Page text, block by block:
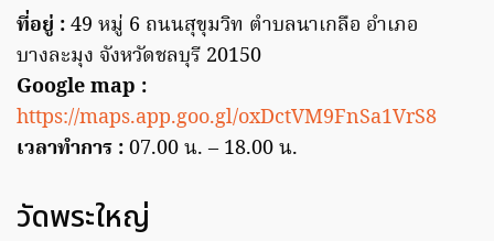
ที่อยู่ :49 หมู่ 6 ถนนสุขุมวิท ตำบลนาเกลือ อำเภอ
บางละมุง จังหวัดชลบุรี 20150
Google map :
https://maps.app.goo.gl/oxDctVM9FnSa1VrS8
เวลาทำการ :07.00 น. – 18.00 น.
วัดพระใหญ่